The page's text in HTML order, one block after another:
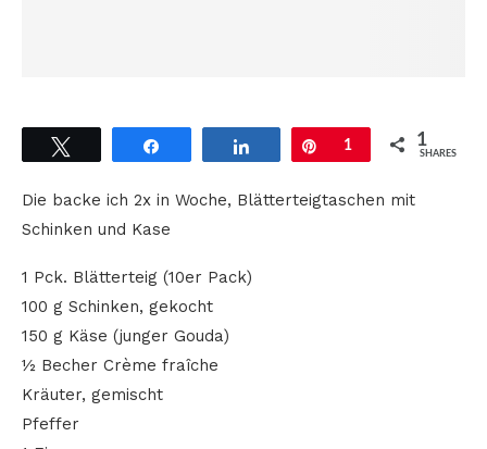
Pin
1 1
SHARES
Die backe ich 2x in Woche, Blätterteigtaschen mit
Schinken und Kase
1 Pck. Blätterteig (10er Pack)
100 g Schinken, gekocht
150 g Käse (junger Gouda)
½ Becher Crème fraîche
Kräuter, gemischt
Pfeffer